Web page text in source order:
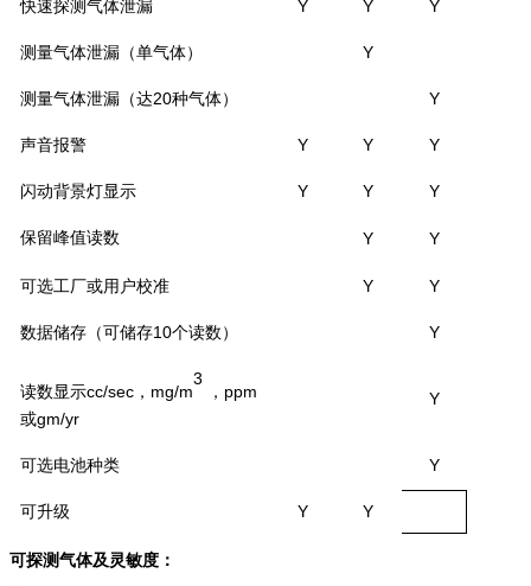
快速探测气体泄漏 Y Y Y
测量气体泄漏（单气体） Y
测量气体泄漏（达20种气体） Y
声音报警 Y Y Y
闪动背景灯显示 Y Y Y
保留峰值读数 Y Y
可选工厂或用户校准 Y Y
数据储存（可储存10个读数） Y
读数显示cc/sec ， mg/m
3
， ppm
或gm/yr
Y
可选电池种类 Y
可升级 Y Y
可探测气体及灵敏度：